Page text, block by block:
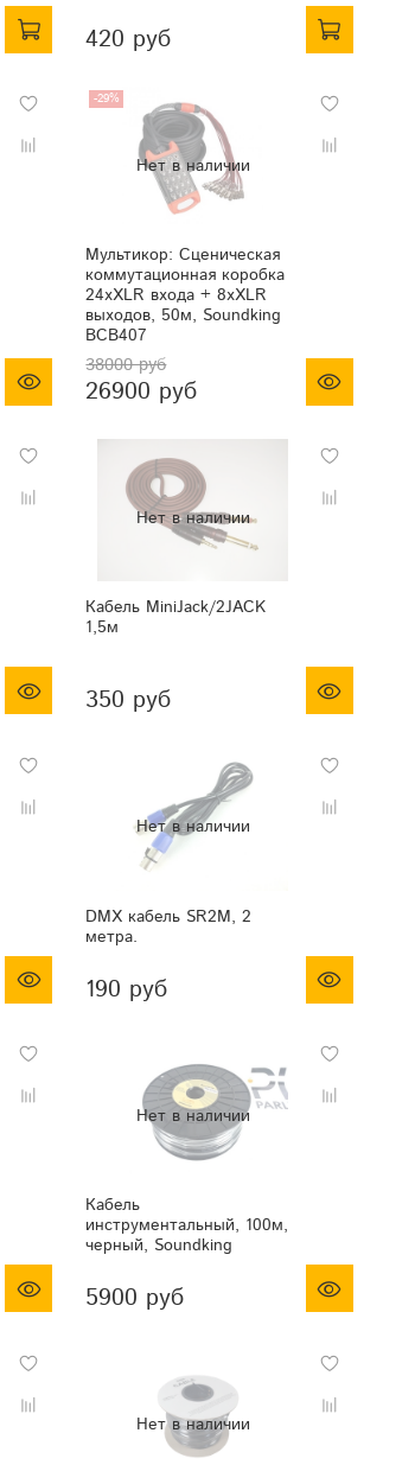
420 руб
-29%
Мультикор: Сценическая
коммутационная коробка
24хXLR входа + 8хXLR
выходов, 50м, Soundking
BCB407
38000 руб
26900 руб
Кабель MiniJack/2JACK
1,5м
350 руб
DMX кабель SR2M, 2
метра.
190 руб
Кабель
инструментальный, 100м,
черный, Soundking
5900 руб